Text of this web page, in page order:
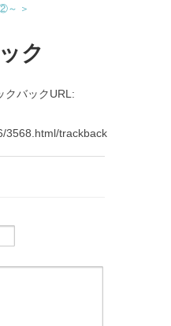
～ ＞
ク
クバックURL:
3568.html/trackback